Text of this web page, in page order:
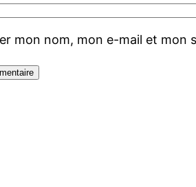
mon nom, mon e-mail et mon